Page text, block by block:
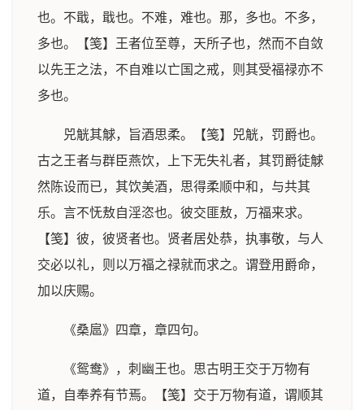
也。不戢，戢也。不难，难也。那，多也。不多，
多也。【笺】王者位至尊，天所子也，然而不自敛
以先王之法，不自难以亡国之戒，则其受福禄亦不
多也。
兕觥其觩，旨酒思柔。【笺】兕觥，罚爵也。
古之王者与群臣燕饮，上下无失礼者，其罚爵徒觩
然陈设而已，其饮美酒，思得柔顺中和，与共其
乐。言不怃敖自淫恣也。彼交匪敖，万福来求。
【笺】彼，彼贤者也。贤者居处恭，执事敬，与人
交必以礼，则以万福之禄就而求之。谓登用爵命，
加以庆赐。
《桑扈》四章，章四句。
《鸳鸯》，刺幽王也。思古明王交于万物有
道，自奉养有节焉。【笺】交于万物有道，谓顺其